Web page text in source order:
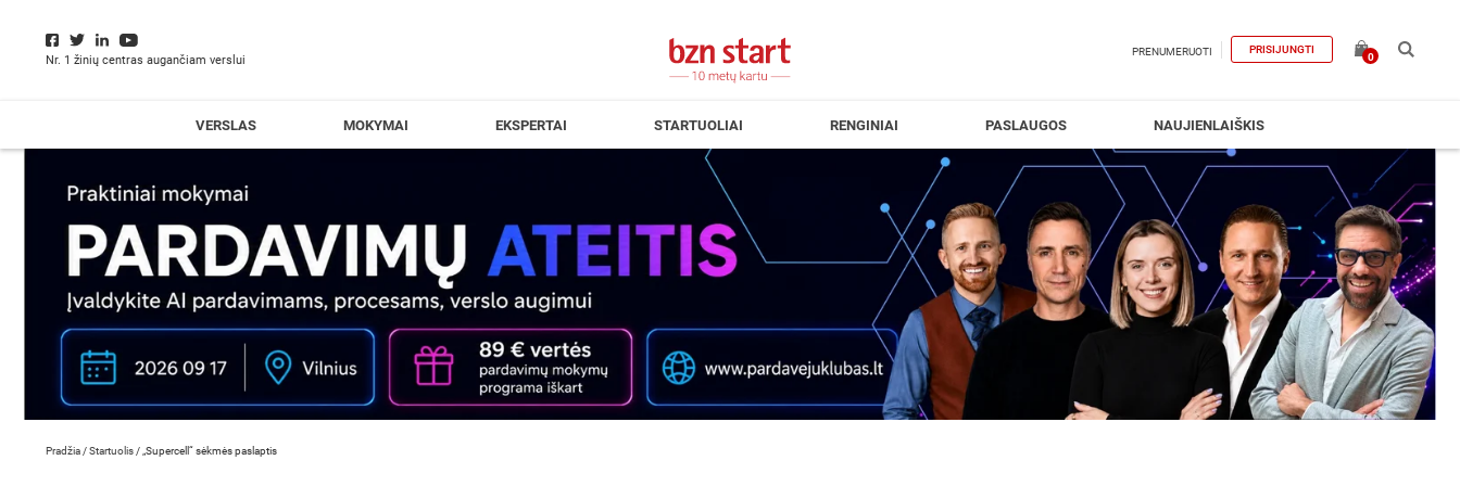
Nr. 1 žinių centras augančiam verslui
PRENUMERUOTI PRISIJUNGTI
0
VERSLAS MOKYMAI EKSPERTAI STARTUOLIAI RENGINIAI PASLAUGOS NAUJIENLAIŠKIS
Pradžia /Startuolis / „Supercell“ sėkmės paslaptis